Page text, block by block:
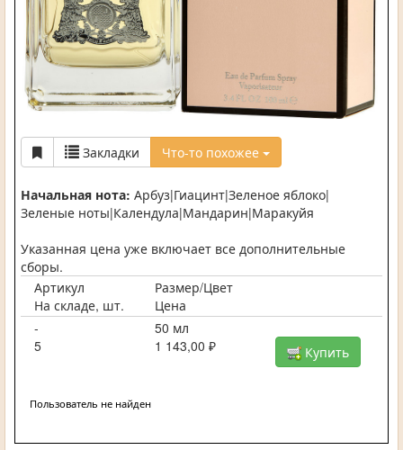
Закладки Что-то похожее
Начальная нота: Арбуз|Гиацинт|Зеленое яблоко|
Зеленые ноты|Календула|Мандарин|Маракуйя
Указанная цена уже включает все дополнительные
сборы.
Артикул
Размер/Цвет
На складе, шт.
Цена
-
50 мл
5
1 143,00 ₽ Купить
Пользователь не найден